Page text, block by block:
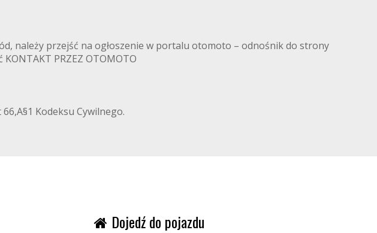
należy przejść na ogłoszenie w portalu otomoto – odnośnik do strony
PRZEZ OTOMOTO
Kodeksu Cywilnego.
Dojedź do pojazdu